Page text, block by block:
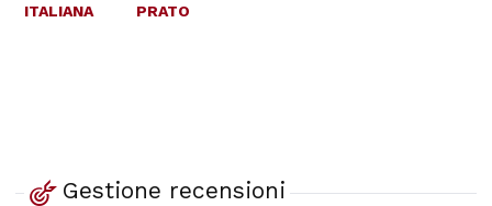
ITALIANA PRATO
Gestione recensioni